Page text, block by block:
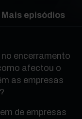
Mais episódios
encerramento
afectou o
as empresas
de empresas